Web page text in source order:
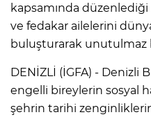
kapsamında
ve fedakar ailelerini
buluşturarak unutulmaz
DENİZLİ (İGFA) - Denizli
engelli bireylerin sosyal
şehrin tarihi